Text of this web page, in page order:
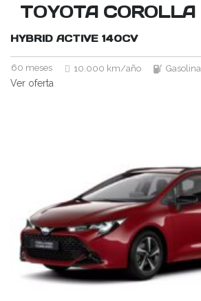
TOYOTA COROLLA
HYBRID ACTIVE 140CV
60 meses 10.000 km/año Gasolina
Ver oferta